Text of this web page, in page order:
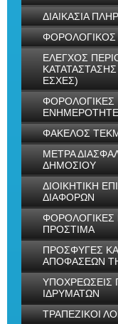
ΔΙΑΙΚΑΣΙΑ
ΕΛΕΓΧΟΣ
ΕΣΧΕΣ)
ΦΟΡΟΛΟΓΙΚΕΣ
ΦΑΚΕΛΟΣ
ΜΕΤΡΑ
ΔΗΜΟΣΙΟΥ
ΔΙΟΙΚΗΤΙΚΗ
ΔΙΑΦΟΡΩΝ
ΦΟΡΟΛΟΓΙΚΕΣ
ΠΡΟΣΤΙΜΑ
ΠΡΟΣΦΥΓΕΣ
ΑΠΟΦΑΣΕΩΝ
ΥΠΟΧΡΕΩΣΕΙΣ
ΙΔΡΥΜΑΤΩΝ
ΤΡΑΠΕΖΙΚΟΙ